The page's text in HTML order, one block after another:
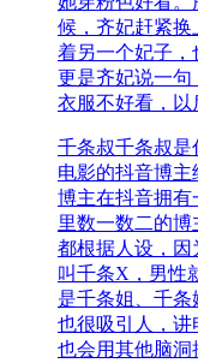
候，齐妃赶紧换
着另一个妃子，
更是齐妃说一
衣服不好看，以
千条叔千条叔是
电影的抖音博
博主在抖音拥
里数一数二的
都根据人设，
叫千条X，男性
是千条姐、千
也很吸引人，
也会用其他脑洞